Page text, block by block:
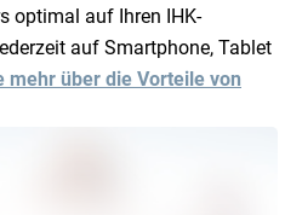
optimal auf Ihren IHK-
auf Smartphone, Tablet
mehr über die Vorteile von